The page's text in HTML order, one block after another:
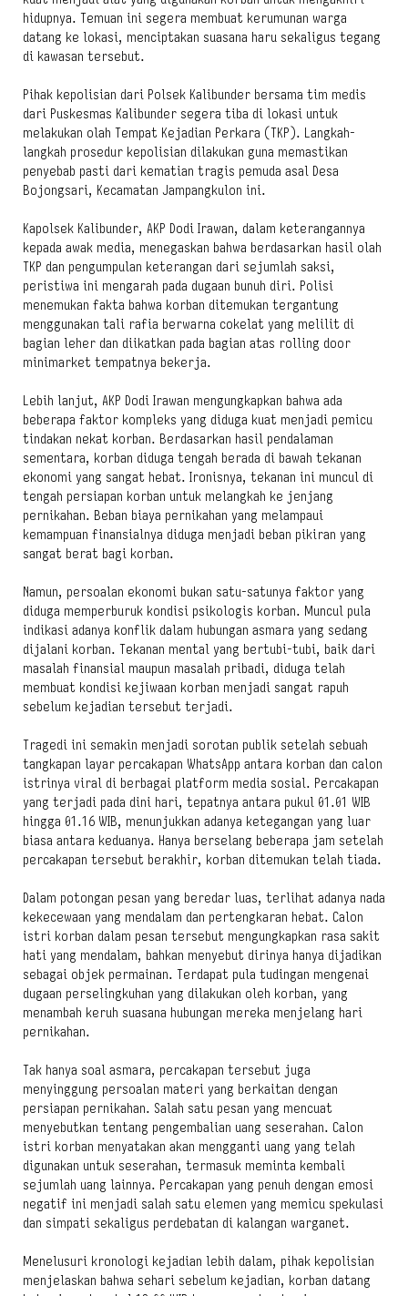
hidupnya. Temuan ini segera membuat kerumunan warga
datang ke lokasi, menciptakan suasana haru sekaligus tegang
di kawasan tersebut.
Pihak kepolisian dari Polsek Kalibunder bersama tim medis
dari Puskesmas Kalibunder segera tiba di lokasi untuk
melakukan olah Tempat Kejadian Perkara (TKP). Langkah-
langkah prosedur kepolisian dilakukan guna memastikan
penyebab pasti dari kematian tragis pemuda asal Desa
Bojongsari, Kecamatan Jampangkulon ini.
Kapolsek Kalibunder, AKP Dodi Irawan, dalam keterangannya
kepada awak media, menegaskan bahwa berdasarkan hasil olah
TKP dan pengumpulan keterangan dari sejumlah saksi,
peristiwa ini mengarah pada dugaan bunuh diri. Polisi
menemukan fakta bahwa korban ditemukan tergantung
menggunakan tali rafia berwarna cokelat yang melilit di
bagian leher dan diikatkan pada bagian atas rolling door
minimarket tempatnya bekerja.
Lebih lanjut, AKP Dodi Irawan mengungkapkan bahwa ada
beberapa faktor kompleks yang diduga kuat menjadi pemicu
tindakan nekat korban. Berdasarkan hasil pendalaman
sementara, korban diduga tengah berada di bawah tekanan
ekonomi yang sangat hebat. Ironisnya, tekanan ini muncul di
tengah persiapan korban untuk melangkah ke jenjang
pernikahan. Beban biaya pernikahan yang melampaui
kemampuan finansialnya diduga menjadi beban pikiran yang
sangat berat bagi korban.
Namun, persoalan ekonomi bukan satu-satunya faktor yang
diduga memperburuk kondisi psikologis korban. Muncul pula
indikasi adanya konflik dalam hubungan asmara yang sedang
dijalani korban. Tekanan mental yang bertubi-tubi, baik dari
masalah finansial maupun masalah pribadi, diduga telah
membuat kondisi kejiwaan korban menjadi sangat rapuh
sebelum kejadian tersebut terjadi.
Tragedi ini semakin menjadi sorotan publik setelah sebuah
tangkapan layar percakapan WhatsApp antara korban dan calon
istrinya viral di berbagai platform media sosial. Percakapan
yang terjadi pada dini hari, tepatnya antara pukul 01.01 WIB
hingga 01.16 WIB, menunjukkan adanya ketegangan yang luar
biasa antara keduanya. Hanya berselang beberapa jam setelah
percakapan tersebut berakhir, korban ditemukan telah tiada.
Dalam potongan pesan yang beredar luas, terlihat adanya nada
kekecewaan yang mendalam dan pertengkaran hebat. Calon
istri korban dalam pesan tersebut mengungkapkan rasa sakit
hati yang mendalam, bahkan menyebut dirinya hanya dijadikan
sebagai objek permainan. Terdapat pula tudingan mengenai
dugaan perselingkuhan yang dilakukan oleh korban, yang
menambah keruh suasana hubungan mereka menjelang hari
pernikahan.
Tak hanya soal asmara, percakapan tersebut juga
menyinggung persoalan materi yang berkaitan dengan
persiapan pernikahan. Salah satu pesan yang mencuat
menyebutkan tentang pengembalian uang seserahan. Calon
istri korban menyatakan akan mengganti uang yang telah
digunakan untuk seserahan, termasuk meminta kembali
sejumlah uang lainnya. Percakapan yang penuh dengan emosi
negatif ini menjadi salah satu elemen yang memicu spekulasi
dan simpati sekaligus perdebatan di kalangan warganet.
Menelusuri kronologi kejadian lebih dalam, pihak kepolisian
menjelaskan bahwa sehari sebelum kejadian, korban datang